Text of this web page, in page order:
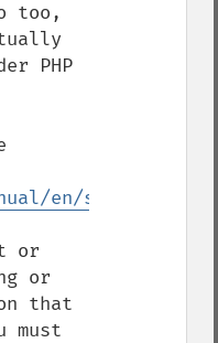
too,
PHP
en/
or
or
that
must